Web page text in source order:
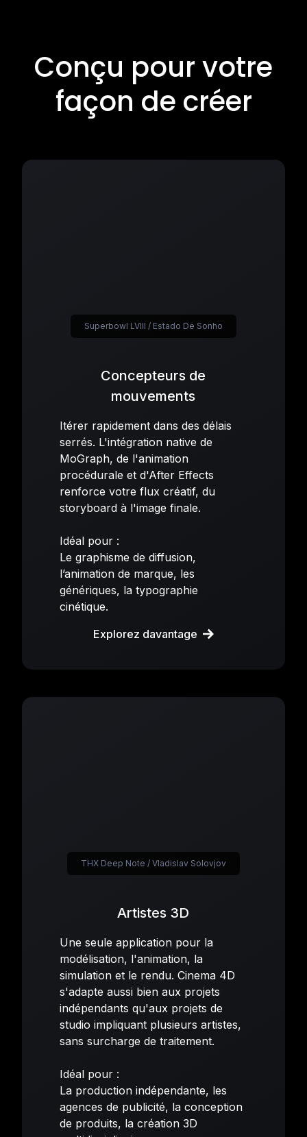
Conçu pour votre
façon de créer
Concepteurs de
mouvements
Itérer rapidement dans des délais
serrés. L'intégration native de
MoGraph, de l'animation
procédurale et d'After Effects
renforce votre flux créatif, du
storyboard à l'image finale.
Idéal pour :
Le graphisme de diffusion,
l’animation de marque, les
génériques, la typographie
cinétique.
Explorez davantage
Superbowl LVIII / Estado De Sonho
Artistes 3D
Une seule application pour la
modélisation, l'animation, la
simulation et le rendu. Cinema 4D
s'adapte aussi bien aux projets
indépendants qu'aux projets de
studio impliquant plusieurs artistes,
sans surcharge de traitement.
Idéal pour :
La production indépendante, les
agences de publicité, la conception
de produits, la création 3D
THX Deep Note / Vladislav Solovjov